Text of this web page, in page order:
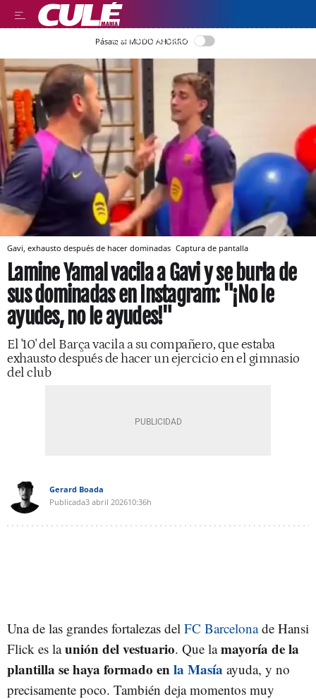
LEER EN CASTELLANO
Pásate al MODO AHORRO
Gavi, exhausto después de hacer dominadas Captura de pantalla
Lamine Yamal vacila a Gavi y se burla de
sus dominadas en Instagram: "¡No le
ayudes, no le ayudes!"
El '10' del Barça vacila a su compañero, que estaba
exhausto después de hacer un ejercicio en el gimnasio
del club
Gerard Boada
Publicada3 abril 202610:36h
Una de las grandes fortalezas del FC Barcelonade Hansi
Flick es launión del vestuario. Que lamayoría de la
plantilla se haya formado enla Masía ayuda, y no
precisamente poco. También deja momentos muy